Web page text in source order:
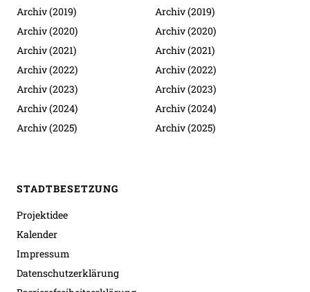
Archiv (2019)
Archiv (2020)
Archiv (2021)
Archiv (2022)
Archiv (2023)
Archiv (2024)
Archiv (2025)
Archiv (2019)
Archiv (2020)
Archiv (2021)
Archiv (2022)
Archiv (2023)
Archiv (2024)
Archiv (2025)
STADTBESETZUNG
Projektidee
Kalender
Impressum
Datenschutzerklärung